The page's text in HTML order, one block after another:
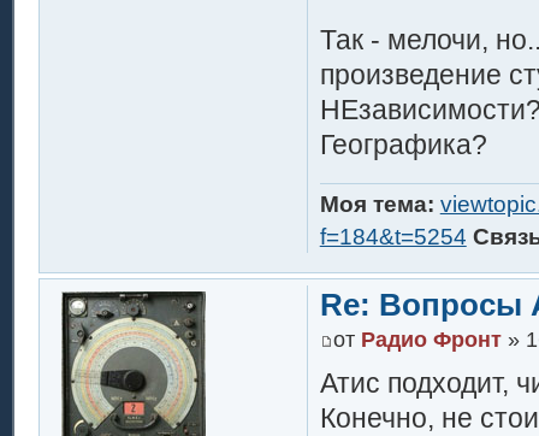
Так - мелочи,
произведение
Географика?
Моя тема:
f=184&t=5254
Re: Вопросы
от Радио Фронт»
Атис подходит,
Конечно, не